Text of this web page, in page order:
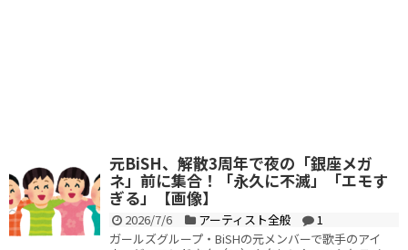
元BiSH、解散3周年で夜の「銀座メガ
ネ」前に集合！「永久に不滅」「エモす
ぎる」【画像】
2026/7/6 アーティスト全般
1
ガールズグループ・BiSHの元メンバーで歌手のアイ